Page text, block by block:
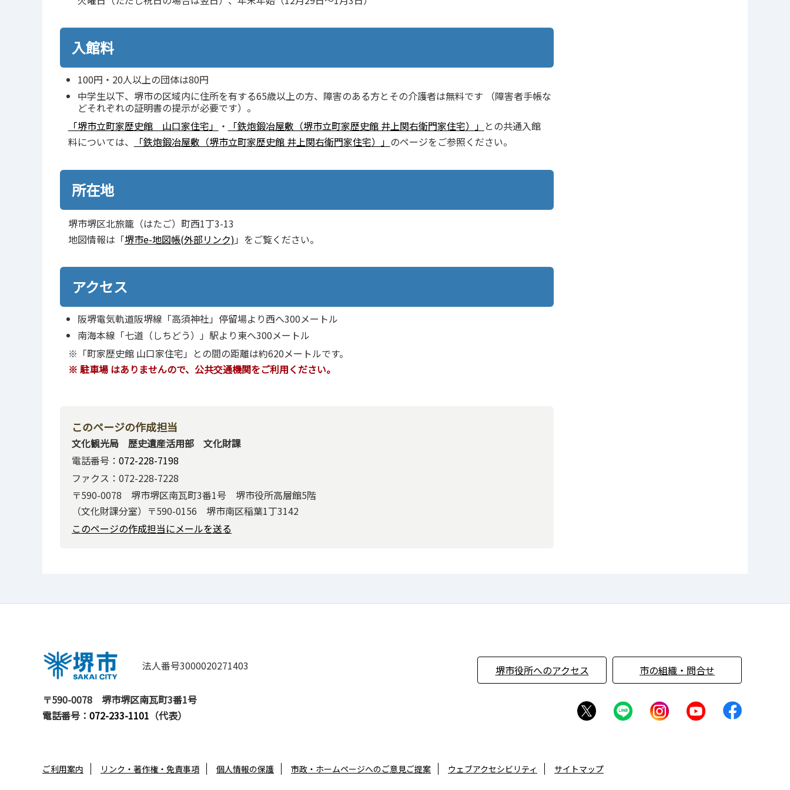
入館料
100円・20人以上の団体は80円
中学生以下、堺市の区域内に住所を有する65歳以上の方、障害のある方とその介護者は無料です （障害者手帳な
どそれぞれの証明書の提示が必要です）。
「堺市立町家歴史館 山口家住宅」
・ 「鉄炮鍛冶屋敷（堺市⽴町家歴史館 井上関右衛⾨家住宅）」 との共通⼊館
料については、
「鉄炮鍛冶屋敷（堺市⽴町家歴史館 井上関右衛⾨家住宅）」 のページをご参照ください。
所在地
堺市堺区北旅籠（はたご）町西1丁3-13
地図情報は「堺市e-地図帳(外部リンク) 」をご覧ください。
アクセス
阪堺電気軌道阪堺線「高須神社」停留場より西へ300メートル
南海本線「七道（しちどう）」駅より東へ300メートル
※「町家歴史館 山口家住宅」との間の距離は約620メートルです。
※ 駐車場 はありませんので、公共交通機関をご利用ください。
このページの作成担当
文化観光局 歴史遺産活用部 文化財課
電話番号： 072-228-7198
ファクス：072-228-7228
〒590-0078 堺市堺区南瓦町3番1号 堺市役所高層館5階
（文化財課分室）〒590-0156 堺市南区稲葉1丁3142
このページの作成担当にメールを送る
法人番号3000020271403
〒590-0078
堺市堺区南瓦町3番1号
電話番号： 072-233-1101 （代表）
堺市役所へのアクセス 市の組織・問合せ
ご利用案内 リンク・著作権・免責事項 個人情報の保護 市政・ホームページへのご意見ご提案 ウェブアクセシビリティ サイトマップ